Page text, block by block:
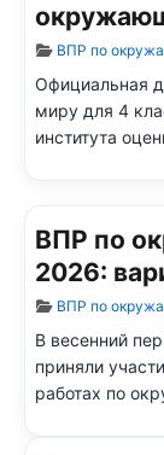
Информация о
ВПР по
Официальная
миру для 4
института
ВПР по
2026:
Информация о
ВПР по
В весенний
приняли
работах по